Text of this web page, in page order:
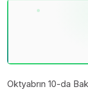
Oktyabrın 10-da